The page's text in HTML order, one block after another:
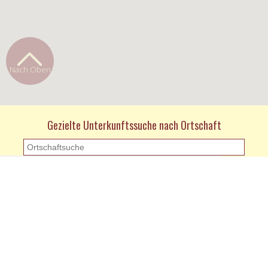
Gezielte Unterkunftssuche nach Ortschaft
Nach Oben